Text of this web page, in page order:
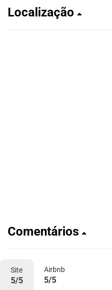
Localização
Comentários
Site
5/5
Airbnb
5/5